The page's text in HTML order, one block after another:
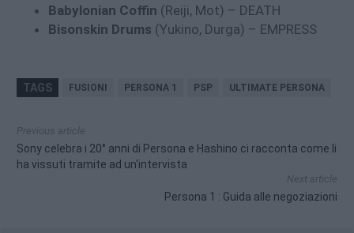
Babylonian Coffin (Reiji, Mot) – DEATH
Bisonskin Drums (Yukino, Durga) – EMPRESS
TAGS FUSIONI PERSONA 1 PSP ULTIMATE PERSONA
Previous article
Sony celebra i 20° anni di Persona e Hashino ci racconta come li
ha vissuti tramite ad un'intervista
Next article
Persona 1 : Guida alle negoziazioni